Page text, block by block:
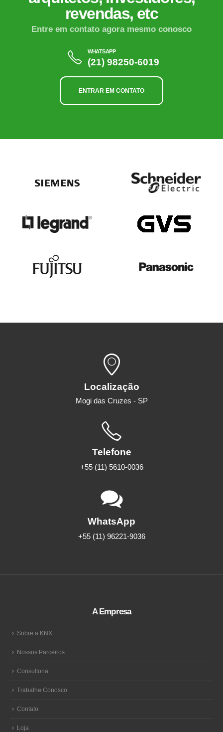
revendas, etc
Entre em contato agora mesmo conosco
WHATSAPP
(21) 98250-6019
ENTRAR EM CONTATO
Localização
Mogi das Cruzes - SP
Telefone
+55 (11) 5610-0036
WhatsApp
+55 (11) 96221-9036
A Empresa
Sobre a KNX
Nossos Parceiros
Consultoria
Trabalhe Conosco
Contato
Loja